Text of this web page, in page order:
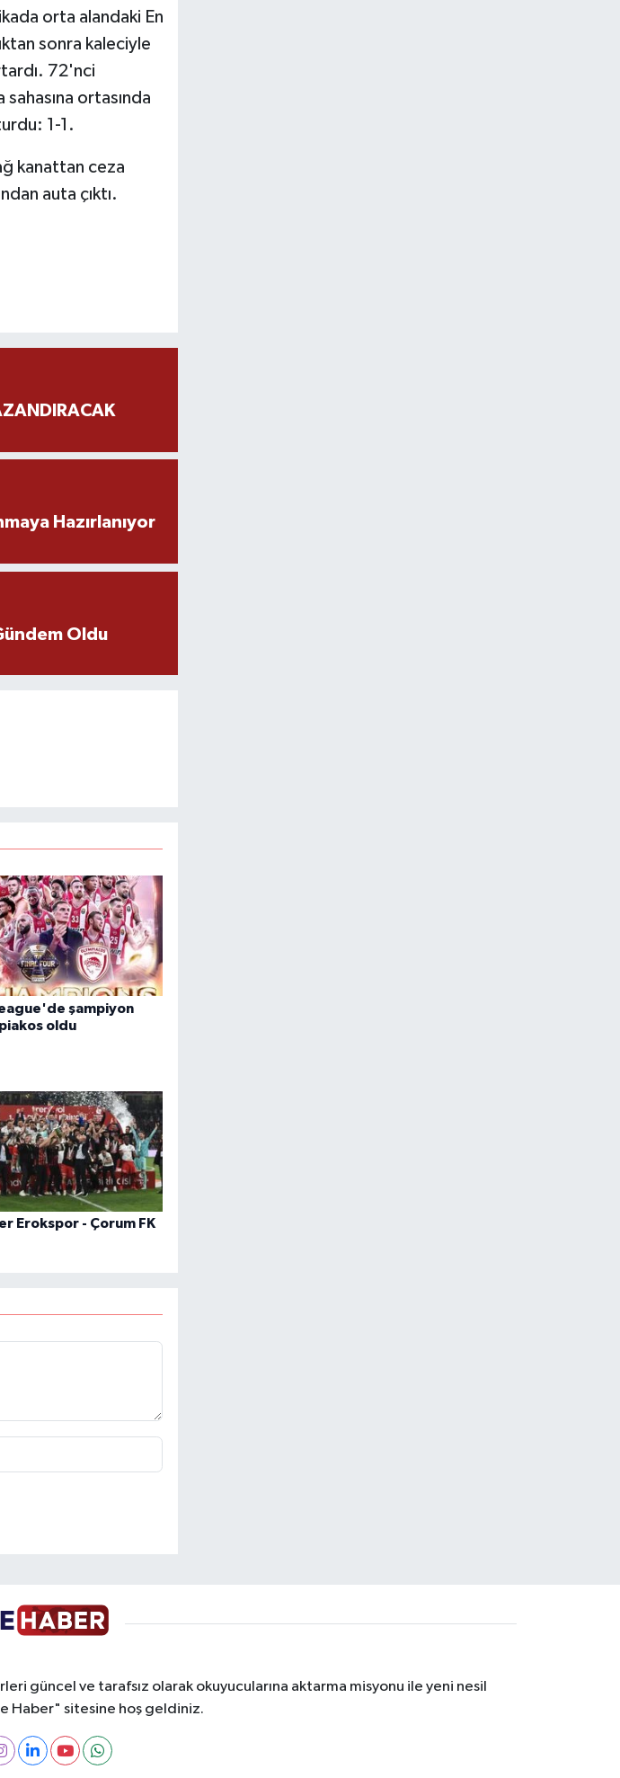
orta alandaki En
sonra kaleciyle
72'nci
ortasında
1-1.
kanattan ceza
auta çıktı.
Hazırlanıyor
Oldu
şampiyon
oldu
Erokspor - Çorum FK
güncel ve tarafsız olarak okuyucularına aktarma misyonu ile yeni nesil
Haber" sitesine hoş geldiniz.